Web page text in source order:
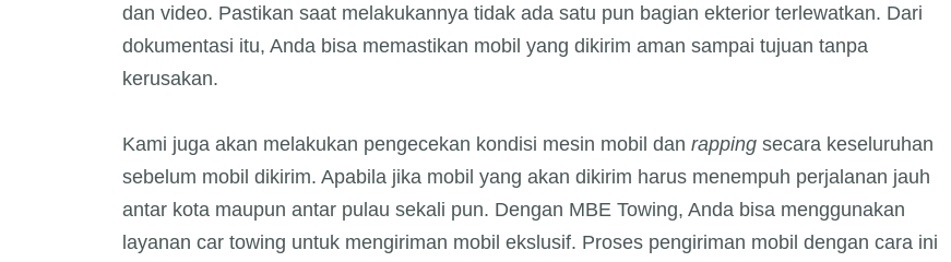
dan video. Pastikan saat melakukannya tidak ada satu pun bagian ekterior terlewatkan. Dari
dokumentasi itu, Anda bisa memastikan mobil yang dikirim aman sampai tujuan tanpa
kerusakan.
Kami juga akan melakukan pengecekan kondisi mesin mobil dan rapping secara keseluruhan
sebelum mobil dikirim. Apabila jika mobil yang akan dikirim harus menempuh perjalanan jauh
antar kota maupun antar pulau sekali pun. Dengan MBE Towing, Anda bisa menggunakan
layanan car towing untuk mengiriman mobil ekslusif. Proses pengiriman mobil dengan cara ini